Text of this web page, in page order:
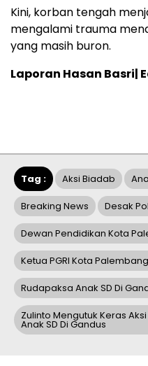
Kini, korban tengah
mengalami trauma
yang masih buron.
Laporan Hasan Basri|
Tag : Aksi Biadab
Breaking News Desak
Dewan Pendidikan Kota
Ketua PGRI Kota
Rudapaksa Anak SD Di
Zulinto Mengutuk Keras
Anak SD Di Gandus